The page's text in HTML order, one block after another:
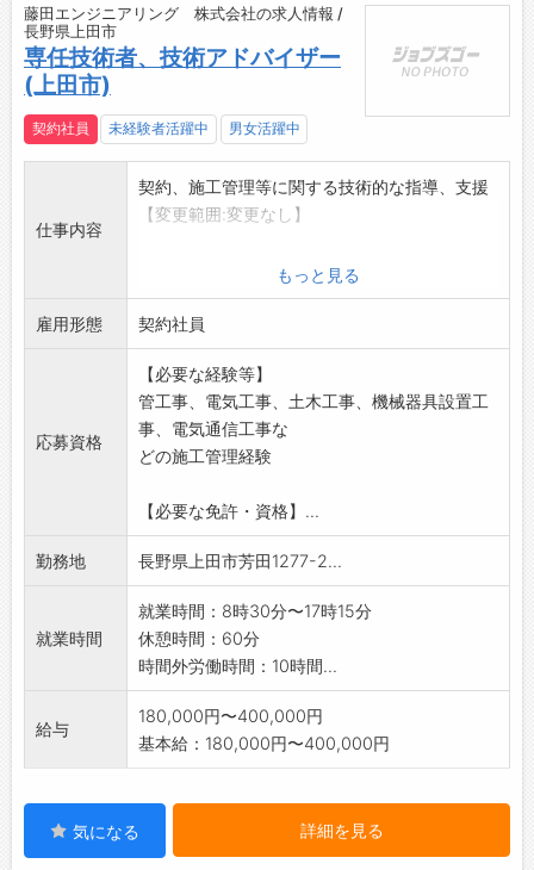
藤田エンジニアリング 株式会社の求人情報 /
長野県上田市
専任技術者、技術アドバイザー
(上田市)
契約社員 未経験者活躍中 男女活躍中
仕事内容
契約、施工管理等に関する技術的な指導、支援
【変更範囲:変更なし】
もっと見る
雇用形態 契約社員
応募資格
【必要な経験等】
管工事、電気工事、土木工事、機械器具設置工
事、電気通信工事な
どの施工管理経験
【必要な免許・資格】...
勤務地 長野県上田市芳田1277-2...
就業時間
就業時間：8時30分〜17時15分
休憩時間：60分
時間外労働時間：10時間...
給与
180,000円〜400,000円
基本給：180,000円〜400,000円
気になる 詳細を見る